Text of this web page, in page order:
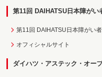
第11回 DAIHATSU日本障が
第11回 DAIHATSU日本障がい
オフィシャルサイト
ダイハツ・アステック・オー